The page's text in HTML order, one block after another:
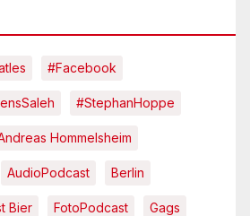
#Facebook
#StephanHoppe
Hommelsheim
AudioPodcast Berlin
Bier FotoPodcast Gags